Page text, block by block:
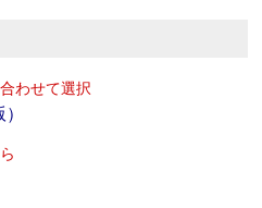
わせて選択